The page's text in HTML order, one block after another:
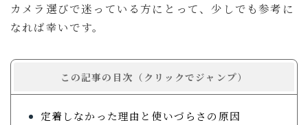
ガジェット・モノ
Gadget
旅行記 暮らし
るいとー
カメラ選びで迷っている方にとって、少しでも参考に
なれば幸いです。
この記事の目次（クリックでジャンプ）
定着しなかった理由と使いづらさの原因